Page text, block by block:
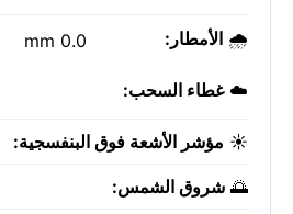
🌧️ الأمطار: 0.0 mm
☁️غطاء السحب:
☀️ مؤشر الأشعة فوق البنفسجية:
🌅 شروق الشمس: